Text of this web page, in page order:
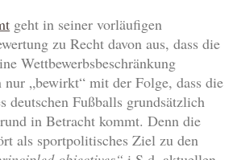
geht in seiner vorläufigen
zu Recht davon aus, dass die
Wettbewerbsbeschränkung
nur „bewirkt“ mit der Folge, dass die
deutschen Fußballs grundsätzlich
in Betracht kommt. Denn die
als sportpolitisches Ziel zu den